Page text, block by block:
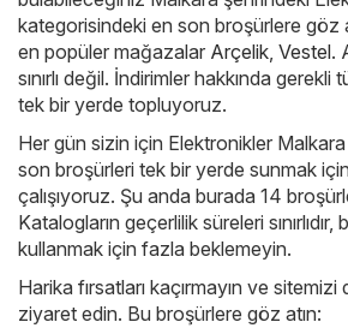
kategorisindeki en son broşürlere göz
en popüler mağazalar Arçelik, Vestel.
sınırlı değil. İndirimler hakkında gerekli
tek bir yerde topluyoruz.
Her gün sizin için Elektronikler
son broşürleri tek bir yerde sunmak
çalışıyoruz. Şu anda burada 14
Katalogların geçerlilik süreleri sınırlıdır,
kullanmak için fazla beklemeyin.
Harika fırsatları kaçırmayın ve
ziyaret edin. Bu broşürlere göz atın: